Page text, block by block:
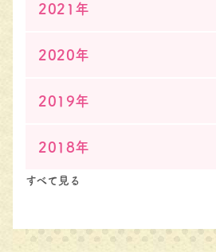
2021年
2020年
2019年
2018年
すべて見る